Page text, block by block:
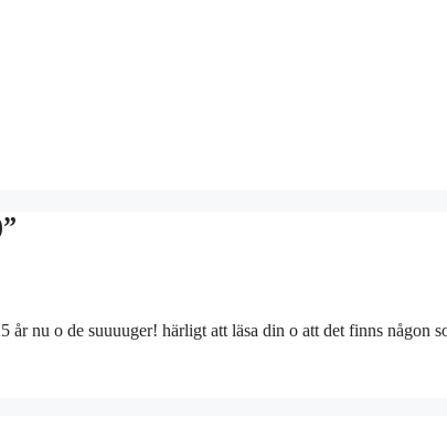
nu o de suuuuger! härligt att läsa din o att det finns någon